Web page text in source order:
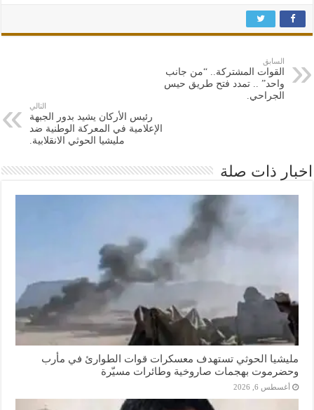
السابق
القوات المشتركة.. “من جانب
واحد” .. تمدد فتح طريق حيس
الجراحي.
التالي
رئيس الأركان يشيد بدور الجبهة
الإعلامية في المعركة الوطنية ضد
مليشيا الحوثي الانقلابية.
اخبار ذات صلة
مليشيا الحوثي تستهدف معسكرات قوات الطوارئ في مأرب
وحضرموت بهجمات صاروخية وطائرات مسيّرة
أغسطس 6, 2026